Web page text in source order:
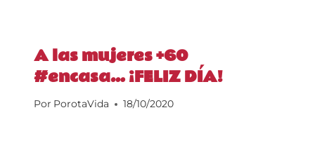
A las mujeres +60
#encasa… ¡FELIZ DÍA!
Por PorotaVida 18/10/2020